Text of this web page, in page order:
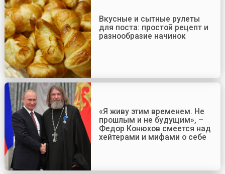
Вкусные и сытные рулеты
для поста: простой рецепт и
разнообразие начинок
«Я живу этим временем. Не
прошлым и не будущим», –
Федор Конюхов смеется над
хейтерами и мифами о себе